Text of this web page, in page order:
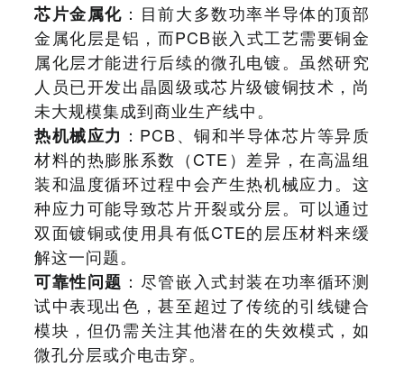
芯片金属化 ：目前大多数功率半导体的顶部
金属化层是铝，而PCB嵌入式工艺需要铜金
属化层才能进行后续的微孔电镀。虽然研究
人员已开发出晶圆级或芯片级镀铜技术，尚
未大规模集成到商业生产线中。
热机械应力 ：PCB、铜和半导体芯片等异质
材料的热膨胀系数（CTE）差异，在高温组
装和温度循环过程中会产生热机械应力。这
种应力可能导致芯片开裂或分层。可以通过
双面镀铜或使用具有低CTE的层压材料来缓
解这一问题。
可靠性问题 ：尽管嵌入式封装在功率循环测
试中表现出色，甚至超过了传统的引线键合
模块，但仍需关注其他潜在的失效模式，如
微孔分层或介电击穿。